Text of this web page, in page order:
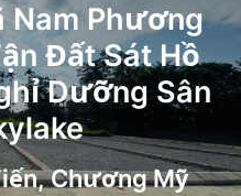
Nam Phương
Đất Sát Hồ
Dưỡng Sân
Chương Mỹ